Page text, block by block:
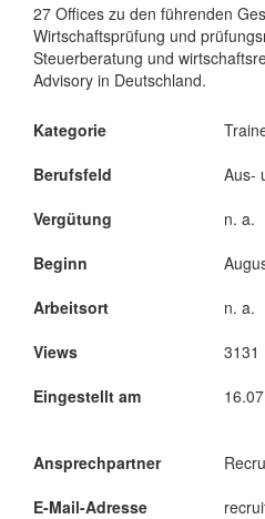
27 Offices zu den führenden
Wirtschaftsprüfung und
Steuerberatung und
Advisory in Deutschland.
Kategorie
Berufsfeld
Vergütung
Beginn
Arbeitsort
Views
Eingestellt am
Aus-
n. a.
n. a.
3131
Ansprechpartner
E-Mail-Adresse